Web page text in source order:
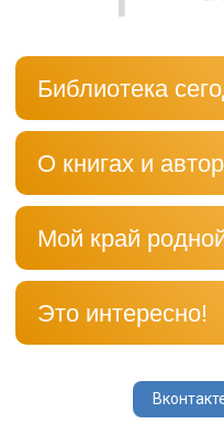
Библиотека
О книгах и
Мой край
Это интересно!